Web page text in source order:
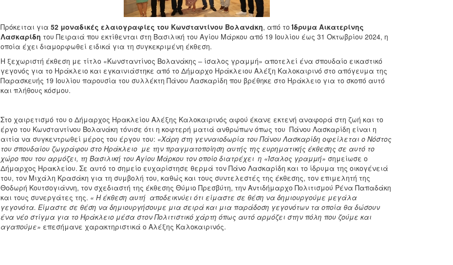
Πρόκειται για 52 μοναδικές ελαιογραφίες του Κωνσταντίνου Βολανάκη, από τοΊδρυμα Αικατερίνης
Λασκαρίδη του Πειραιά που εκτίθενται στη Βασιλική του Αγίου Μάρκου από 19 Ιουλίου έως 31 Οκτωβρίου 2024, η
οποία έχει διαμορφωθεί ειδικά για τη συγκεκριμένη έκθεση.
Η ξεχωριστή έκθεση με τίτλο «Κωνσταντίνος Βολανάκης – ίσαλος γραμμή» αποτελεί ένα σπουδαίο εικαστικό
γεγονός για το Ηράκλειο και εγκαινιάστηκε από το Δήμαρχο Ηράκλειου Αλέξη Καλοκαιρινό στο απόγευμα της
Παρασκευής 19 Ιουλίου παρουσία του συλλέκτη Πάνου Λασκαρίδη που βρέθηκε στο Ηράκλειο για το σκοπό αυτό
και πλήθους κόσμου.
Στο χαιρετισμό του ο Δήμαρχος Ηρακλείου Αλέξης Καλοκαιρινός αφού έκανε εκτενή αναφορά στη ζωή και το
έργο του Κωνσταντίνου Βολανάκη τόνισε ότι η κοφτερή ματιά ανθρώπων όπως του Πάνου Λασκαρίδη είναι η
αιτία να συγκεντρωθεί μέρος του έργου του: «Χάρη στη γενναιοδωρία του Πάνου Λασκαρίδη οφείλεται ο Νόστος
του σπουδαίου ζωγράφου στο Ηράκλειο με την πραγματοποίηση αυτής της ευρηματικής έκθεσης σε αυτό το
χώρο που του αρμόζει, τη Βασιλική του Αγίου Μάρκου τον οποίο διατρέχει η «Ίσαλος γραμμή» σημείωσε ο
Δήμαρχος Ηρακλείου. Σε αυτό το σημείο ευχαρίστησε θερμά τον Πάνο Λασκαρίδη και το ίδρυμα της οικογένειά
του, τον Μιχάλη Κρασάκη για τη συμβολή του, καθώς και τους συντελεστές της έκθεσης, τον επιμελητή της
Θοδωρή Κουτσογιάννη, τον σχεδιαστή της έκθεσης Θύμιο Πρεσβύτη, την Αντιδήμαρχο Πολιτισμού Ρένα Παπαδάκη
και τους συνεργάτες της. « Η έκθεση αυτή αποδεικνύει ότι είμαστε σε θέση να δημιουργούμε μεγάλα
γεγονότα. Είμαστε σε θέση να δημιουργήσουμε μια σειρά και μια παράδοση γεγονότων τα οποία θα δώσουν
ένα νέο στίγμα για το Ηράκλειο μέσα στον Πολιτιστικό χάρτη όπως αυτό αρμόζει στην πόλη που ζούμε και
αγαπούμε» επεσήμανε χαρακτηριστικά ο Αλέξης Καλοκαιρινός.